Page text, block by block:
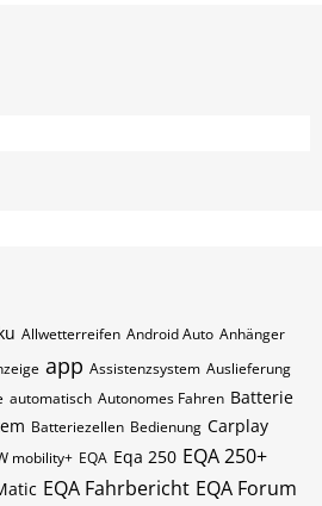
Allwetterreifen Android Auto Anhänger
app Assistenzsystem Auslieferung
automatisch Autonomes Fahren Batterie
Batteriezellen Bedienung Carplay
mobility+ EQA Eqa 250 EQA 250+
EQA Fahrbericht EQA Forum